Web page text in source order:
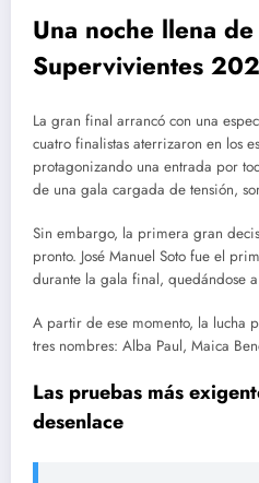
Una noche llena
Supervivientes
La gran final arrancó con una
cuatro finalistas aterrizaron en los
protagonizando una entrada por
de una gala cargada de tensión,
Sin embargo, la primera gran
pronto. José Manuel Soto fue el
durante la gala final, quedándose
A partir de ese momento, la lucha
tres nombres: Alba Paul, Maica
Las pruebas más
desenlace